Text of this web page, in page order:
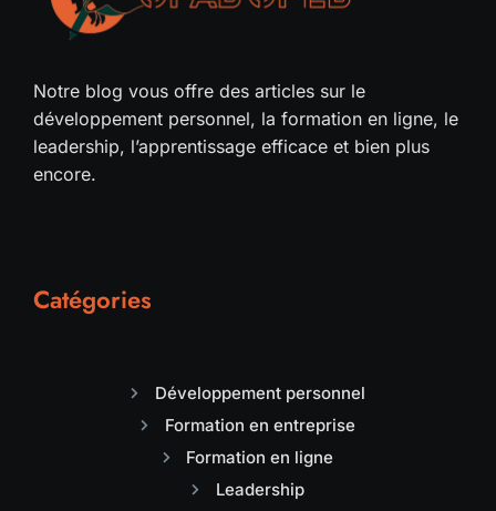
Notre blog vous offre des articles sur le
développement personnel, la formation en ligne, le
leadership, l’apprentissage efficace et bien plus
encore.
Catégories
Développement personnel
Formation en entreprise
Formation en ligne
Leadership